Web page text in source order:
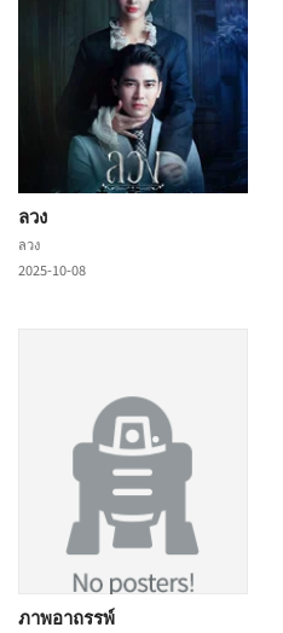
ลวง
ลวง
2025-10-08
ภาพอาถรรพ์